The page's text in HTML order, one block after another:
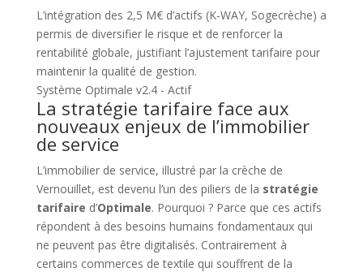
L’intégration des 2,5 M€ d’actifs (K-WAY, Sogecrèche) a
permis de diversifier le risque et de renforcer la
rentabilité globale, justifiant l’ajustement tarifaire pour
maintenir la qualité de gestion.
Système Optimale v2.4 - Actif
La stratégie tarifaire face aux
nouveaux enjeux de l’immobilier
de service
L’immobilier de service, illustré par la crèche de
Vernouillet, est devenu l’un des piliers de la stratégie
tarifaire d’Optimale. Pourquoi ? Parce que ces actifs
répondent à des besoins humains fondamentaux qui
ne peuvent pas être digitalisés. Contrairement à
certains commerces de textile qui souffrent de la